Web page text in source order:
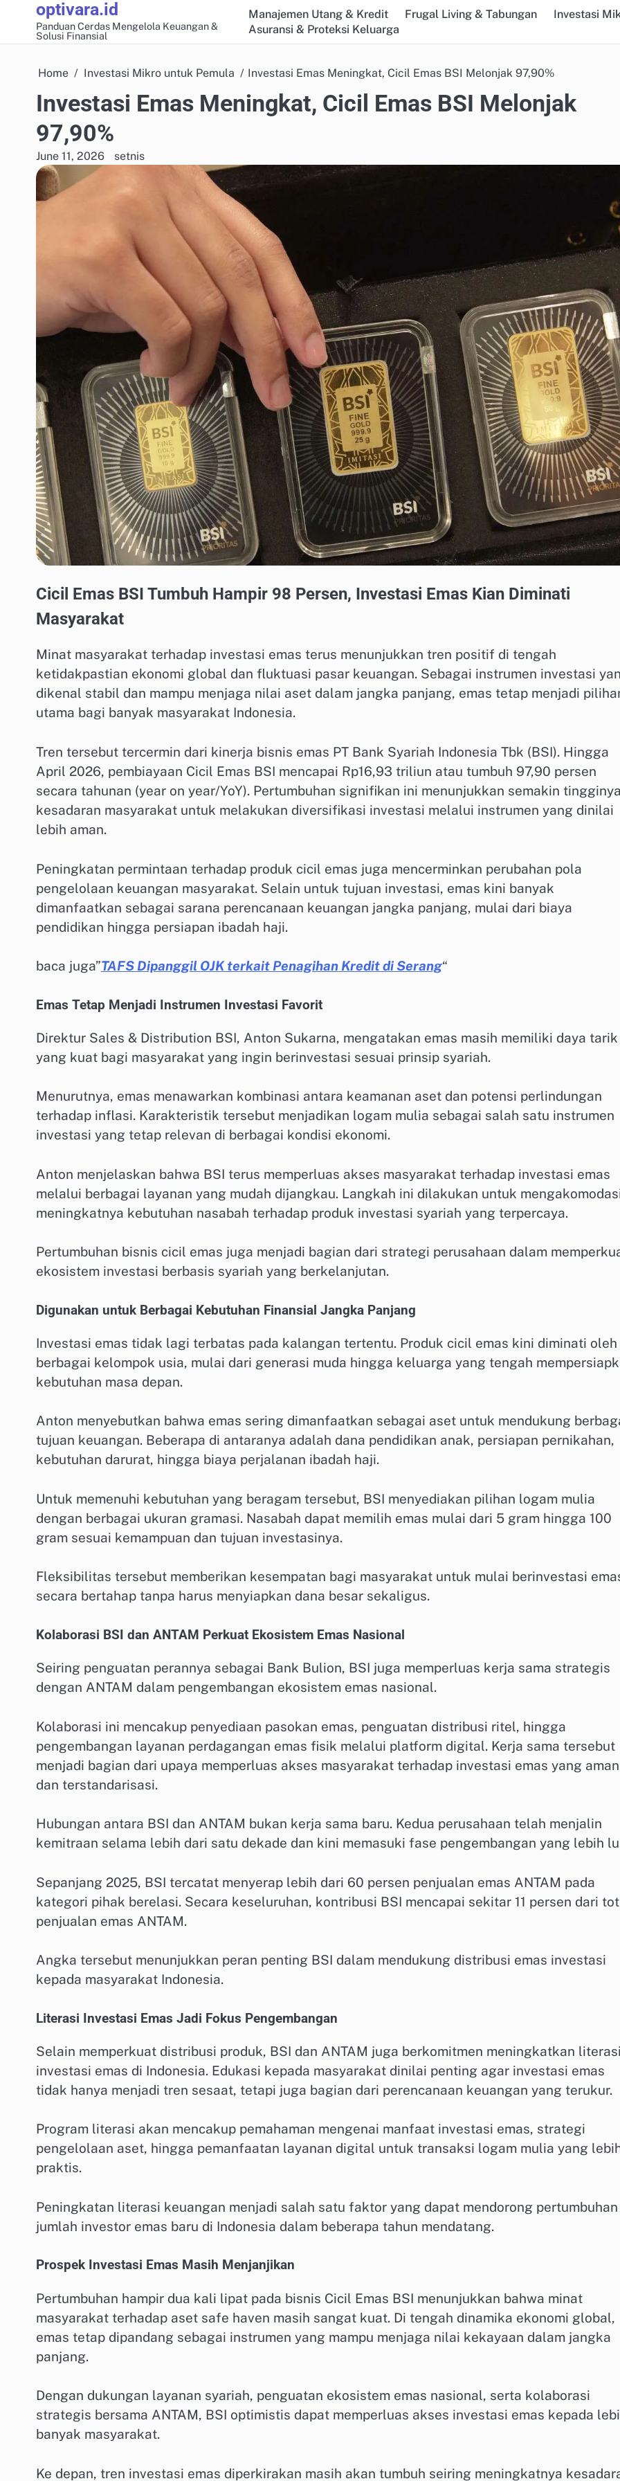
content
optivara.id
Panduan Cerdas Mengelola Keuangan &
Solusi Finansial
Manajemen Utang & Kredit Frugal Living & Tabungan
Investasi
Asuransi & Proteksi Keluarga
Home Investasi Mikro untuk Pemula Investasi Emas Meningkat, Cicil Emas BSI Melonjak 97,90%
Investasi Emas Meningkat, Cicil Emas BSI Melonjak
97,90%
June 11, 2026 setnis
Cicil Emas BSI Tumbuh Hampir 98 Persen, Investasi Emas Kian Diminati
Masyarakat
Minat masyarakat terhadap investasi emas terus menunjukkan tren positif di tengah
ketidakpastian ekonomi global dan fluktuasi pasar keuangan. Sebagai instrumen investasi
dikenal stabil dan mampu menjaga nilai aset dalam jangka panjang, emas tetap menjadi
utama bagi banyak masyarakat Indonesia.
Tren tersebut tercermin dari kinerja bisnis emas PT Bank Syariah Indonesia Tbk (BSI). Hingga
April 2026, pembiayaan Cicil Emas BSI mencapai Rp16,93 triliun atau tumbuh 97,90 persen
secara tahunan (year on year/YoY). Pertumbuhan signifikan ini menunjukkan semakin
kesadaran masyarakat untuk melakukan diversifikasi investasi melalui instrumen yang dinilai
lebih aman.
Peningkatan permintaan terhadap produk cicil emas juga mencerminkan perubahan pola
pengelolaan keuangan masyarakat. Selain untuk tujuan investasi, emas kini banyak
dimanfaatkan sebagai sarana perencanaan keuangan jangka panjang, mulai dari biaya
pendidikan hingga persiapan ibadah haji.
baca juga”TAFS Dipanggil OJK terkait Penagihan Kredit di Serang“
Emas Tetap Menjadi Instrumen Investasi Favorit
Direktur Sales & Distribution BSI, Anton Sukarna, mengatakan emas masih memiliki daya tarik
yang kuat bagi masyarakat yang ingin berinvestasi sesuai prinsip syariah.
Menurutnya, emas menawarkan kombinasi antara keamanan aset dan potensi perlindungan
terhadap inflasi. Karakteristik tersebut menjadikan logam mulia sebagai salah satu instrumen
investasi yang tetap relevan di berbagai kondisi ekonomi.
Anton menjelaskan bahwa BSI terus memperluas akses masyarakat terhadap investasi emas
melalui berbagai layanan yang mudah dijangkau. Langkah ini dilakukan untuk
meningkatnya kebutuhan nasabah terhadap produk investasi syariah yang terpercaya.
Pertumbuhan bisnis cicil emas juga menjadi bagian dari strategi perusahaan dalam
ekosistem investasi berbasis syariah yang berkelanjutan.
Digunakan untuk Berbagai Kebutuhan Finansial Jangka Panjang
Investasi emas tidak lagi terbatas pada kalangan tertentu. Produk cicil emas kini diminati oleh
berbagai kelompok usia, mulai dari generasi muda hingga keluarga yang tengah
kebutuhan masa depan.
Anton menyebutkan bahwa emas sering dimanfaatkan sebagai aset untuk mendukung
tujuan keuangan. Beberapa di antaranya adalah dana pendidikan anak, persiapan pernikahan,
kebutuhan darurat, hingga biaya perjalanan ibadah haji.
Untuk memenuhi kebutuhan yang beragam tersebut, BSI menyediakan pilihan logam mulia
dengan berbagai ukuran gramasi. Nasabah dapat memilih emas mulai dari 5 gram hingga 100
gram sesuai kemampuan dan tujuan investasinya.
Fleksibilitas tersebut memberikan kesempatan bagi masyarakat untuk mulai berinvestasi
secara bertahap tanpa harus menyiapkan dana besar sekaligus.
Kolaborasi BSI dan ANTAM Perkuat Ekosistem Emas Nasional
Seiring penguatan perannya sebagai Bank Bulion, BSI juga memperluas kerja sama strategis
dengan ANTAM dalam pengembangan ekosistem emas nasional.
Kolaborasi ini mencakup penyediaan pasokan emas, penguatan distribusi ritel, hingga
pengembangan layanan perdagangan emas fisik melalui platform digital. Kerja sama tersebut
menjadi bagian dari upaya memperluas akses masyarakat terhadap investasi emas yang aman
dan terstandarisasi.
Hubungan antara BSI dan ANTAM bukan kerja sama baru. Kedua perusahaan telah menjalin
kemitraan selama lebih dari satu dekade dan kini memasuki fase pengembangan yang lebih
Sepanjang 2025, BSI tercatat menyerap lebih dari 60 persen penjualan emas ANTAM pada
kategori pihak berelasi. Secara keseluruhan, kontribusi BSI mencapai sekitar 11 persen dari
penjualan emas ANTAM.
Angka tersebut menunjukkan peran penting BSI dalam mendukung distribusi emas investasi
kepada masyarakat Indonesia.
Literasi Investasi Emas Jadi Fokus Pengembangan
Selain memperkuat distribusi produk, BSI dan ANTAM juga berkomitmen meningkatkan
investasi emas di Indonesia. Edukasi kepada masyarakat dinilai penting agar investasi emas
tidak hanya menjadi tren sesaat, tetapi juga bagian dari perencanaan keuangan yang terukur.
Program literasi akan mencakup pemahaman mengenai manfaat investasi emas, strategi
pengelolaan aset, hingga pemanfaatan layanan digital untuk transaksi logam mulia yang
praktis.
Peningkatan literasi keuangan menjadi salah satu faktor yang dapat mendorong pertumbuhan
jumlah investor emas baru di Indonesia dalam beberapa tahun mendatang.
Prospek Investasi Emas Masih Menjanjikan
Pertumbuhan hampir dua kali lipat pada bisnis Cicil Emas BSI menunjukkan bahwa minat
masyarakat terhadap aset safe haven masih sangat kuat. Di tengah dinamika ekonomi global,
emas tetap dipandang sebagai instrumen yang mampu menjaga nilai kekayaan dalam jangka
panjang.
Dengan dukungan layanan syariah, penguatan ekosistem emas nasional, serta kolaborasi
strategis bersama ANTAM, BSI optimistis dapat memperluas akses investasi emas kepada
banyak masyarakat.
Ke depan, tren investasi emas diperkirakan masih akan tumbuh seiring meningkatnya